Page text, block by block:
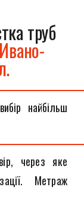
труб
найбільш
через яке
Метраж